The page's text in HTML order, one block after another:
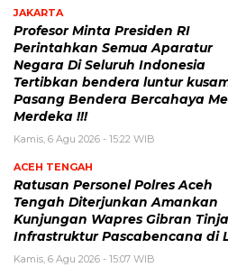
JAKARTA
Profesor Minta Presiden RI
Perintahkan Semua Aparatur
Negara Di Seluruh Indonesia
Tertibkan bendera luntur
Pasang Bendera Bercahaya
Merdeka !!!
Kamis, 6 Agu 2026 - 15:22 WIB
ACEH TENGAH
Ratusan Personel Polres Aceh
Tengah Diterjunkan Amankan
Kunjungan Wapres Gibran
Infrastruktur Pascabencana di
Kamis, 6 Agu 2026 - 15:07 WIB